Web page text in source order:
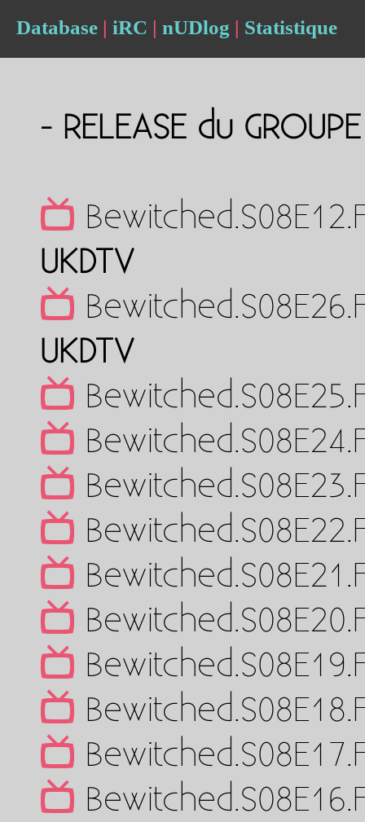
Database | iRC | nUDlog | Statistique
- RELEASE du
UKDTV
UKDTV